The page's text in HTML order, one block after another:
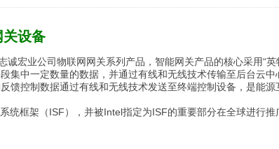
关设备
诚宏业公司物联网网关系列产品，智能网关产品的核心采用“英
集中一定数量的数据，并通过有线和无线技术传输至后台云中
馈控制数据通过有线和无线技术发送至终端控制设备，是能源
统框架（ISF），并被Intel指定为ISF的重要部分在全球进行推